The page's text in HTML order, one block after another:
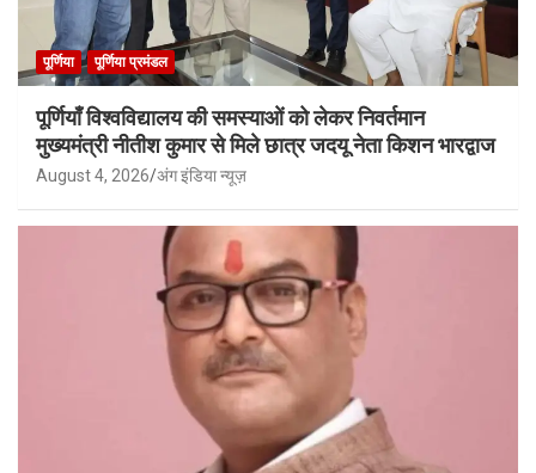
पूर्णिया पूर्णिया प्रमंडल
पूर्णियाँ विश्वविद्यालय की समस्याओं को लेकर निवर्तमान
मुख्यमंत्री नीतीश कुमार से मिले छात्र जदयू नेता किशन भारद्वाज
August 4, 2026 अंग इंडिया न्यूज़